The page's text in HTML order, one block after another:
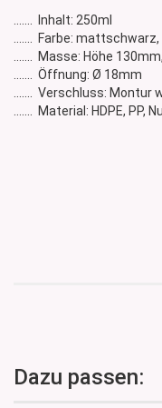
....... Inhalt: 250ml
....... Farbe:
....... Masse: Höhe
....... Öffnung: Ø 18mm
....... Verschluss: Montur
....... Material: HDPE, PP,
Dazu passen: